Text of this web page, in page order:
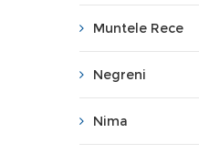
Muntele Rece
Negreni
Nima